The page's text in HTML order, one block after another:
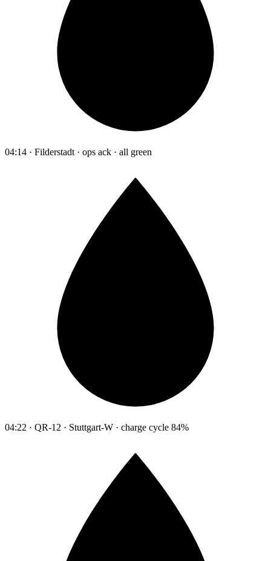
04:14 · Filderstadt · ops ack · all green
04:22 · QR-12 · Stuttgart-W · charge cycle 84%